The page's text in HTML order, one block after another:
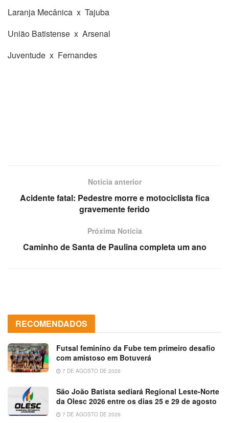
Laranja Mecânica x Tajuba
União Batistense x Arsenal
Juventude x Fernandes
Notícia anterior
Acidente fatal: Pedestre morre e motociclista fica
gravemente ferido
Próxima Notícia
Caminho de Santa de Paulina completa um ano
RECOMENDADOS
Futsal feminino da Fube tem primeiro desafio
com amistoso em Botuverá
7 DE AGOSTO DE 2026
São João Batista sediará Regional Leste-Norte
da Olesc 2026 entre os dias 25 e 29 de agosto
7 DE AGOSTO DE 2026